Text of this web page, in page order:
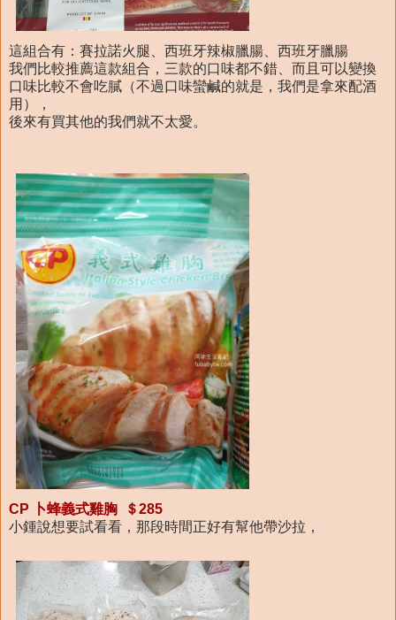
這組合有：賽拉諾火腿、西班牙辣椒臘腸、西班牙臘腸
我們比較推薦這款組合，三款的口味都不錯、而且可以變換
口味比較不會吃膩（不過口味蠻鹹的就是，我們是拿來配酒
用），
後來有買其他的我們就不太愛。
CP 卜蜂義式雞胸 ＄285
小鍾說想要試看看，那段時間正好有幫他帶沙拉，